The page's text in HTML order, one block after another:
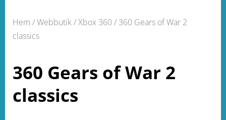
Hem /Webbutik/Xbox 360/ 360 Gears of War 2
classics
360 Gears of War 2
classics